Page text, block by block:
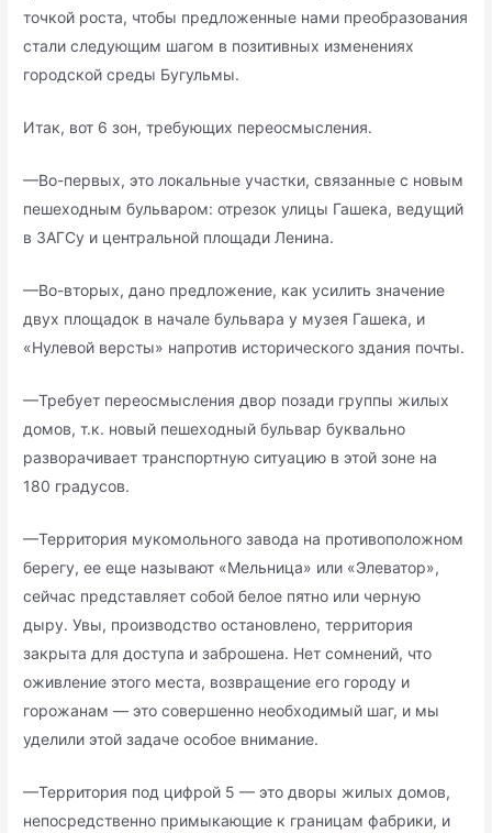
точкой роста, чтобы предложенные нами преобразования
стали следующим шагом в позитивных изменениях
городской среды Бугульмы.
Итак, вот 6 зон, требующих переосмысления.
—Во-первых, это локальные участки, связанные с новым
пешеходным бульваром: отрезок улицы Гашека, ведущий
в ЗАГСу и центральной площади Ленина.
—Во-вторых, дано предложение, как усилить значение
двух площадок в начале бульвара у музея Гашека, и
«Нулевой версты» напротив исторического здания почты.
—Требует переосмысления двор позади группы жилых
домов, т.к. новый пешеходный бульвар буквально
разворачивает транспортную ситуацию в этой зоне на
180 градусов.
—Территория мукомольного завода на противоположном
берегу, ее еще называют «Мельница» или «Элеватор»,
сейчас представляет собой белое пятно или черную
дыру. Увы, производство остановлено, территория
закрыта для доступа и заброшена. Нет сомнений, что
оживление этого места, возвращение его городу и
горожанам — это совершенно необходимый шаг, и мы
уделили этой задаче особое внимание.
—Территория под цифрой 5 — это дворы жилых домов,
непосредственно примыкающие к границам фабрики, и